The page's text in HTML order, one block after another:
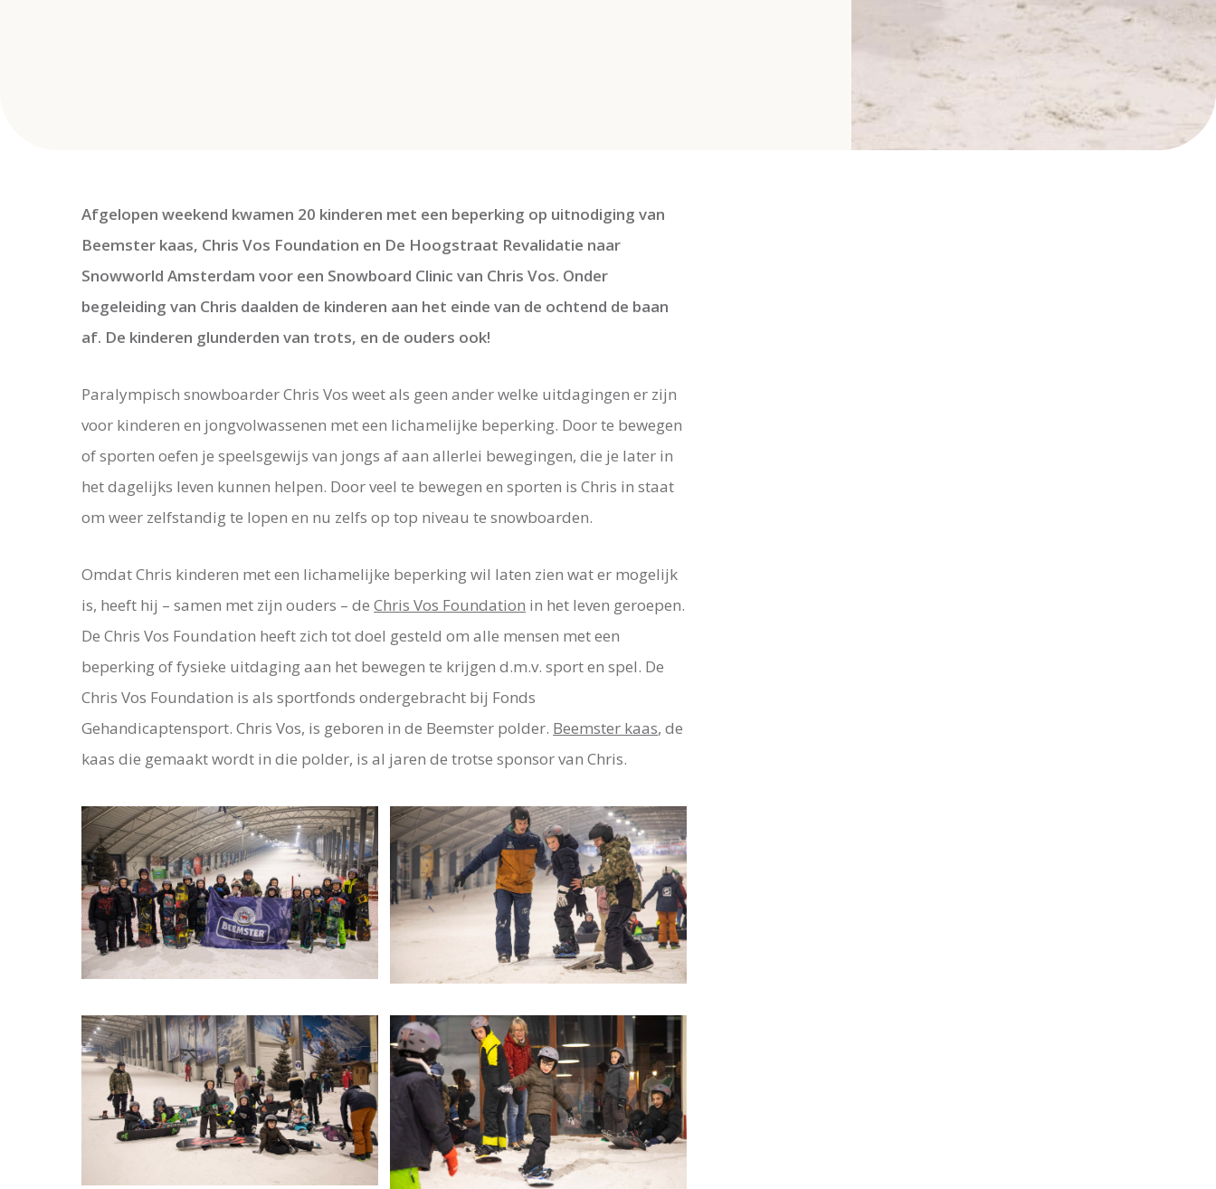
Afgelopen weekend kwamen 20 kinderen met een beperking op uitnodiging van
Beemster kaas, Chris Vos Foundation en De Hoogstraat Revalidatie naar
Snowworld Amsterdam voor een Snowboard Clinic van Chris Vos. Onder
begeleiding van Chris daalden de kinderen aan het einde van de ochtend de baan
af. De kinderen glunderden van trots, en de ouders ook!
Paralympisch snowboarder Chris Vos weet als geen ander welke uitdagingen er zijn
voor kinderen en jongvolwassenen met een lichamelijke beperking. Door te bewegen
of sporten oefen je speelsgewijs van jongs af aan allerlei bewegingen, die je later in
het dagelijks leven kunnen helpen. Door veel te bewegen en sporten is Chris in staat
om weer zelfstandig te lopen en nu zelfs op top niveau te snowboarden.
Omdat Chris kinderen met een lichamelijke beperking wil laten zien wat er mogelijk
is, heeft hij – samen met zijn ouders – deChris Vos Foundation in het leven geroepen.
De Chris Vos Foundation heeft zich tot doel gesteld om alle mensen met een
beperking of fysieke uitdaging aan het bewegen te krijgen d.m.v. sport en spel. De
Chris Vos Foundation is als sportfonds ondergebracht bij Fonds
Gehandicaptensport. Chris Vos, is geboren in de Beemster polder. Beemster kaas, de
kaas die gemaakt wordt in die polder, is al jaren de trotse sponsor van Chris.